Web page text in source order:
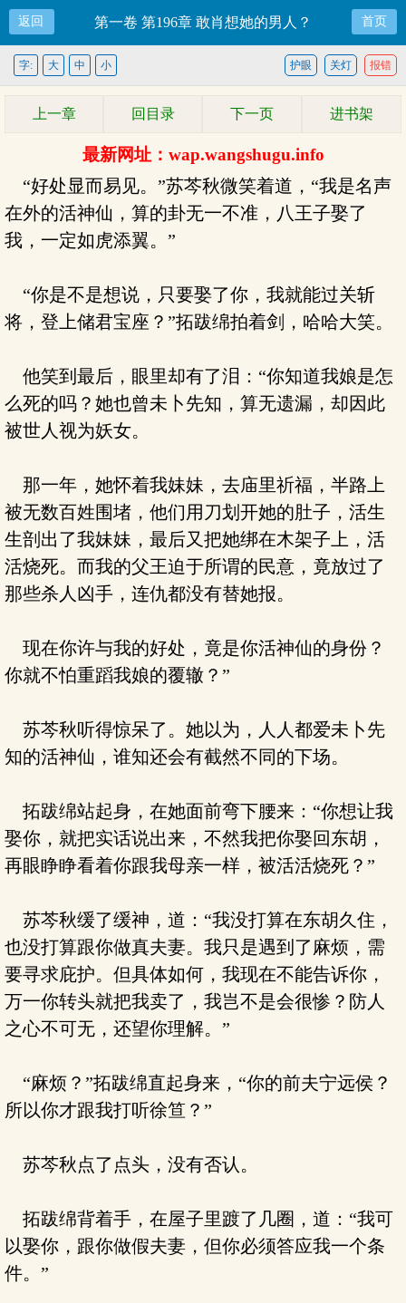
返回 第一卷 第196章 敢肖想她的男人？ 首页
报错
关灯
护眼
字: 大 中 小
上一章 回目录 下一页 进书架
最新网址：wap.wangshugu.info
“好处显而易见。”苏芩秋微笑着道，“我是名声
在外的活神仙，算的卦无一不准，八王子娶了
我，一定如虎添翼。”
“你是不是想说，只要娶了你，我就能过关斩
将，登上储君宝座？”拓跋绵拍着剑，哈哈大笑。
他笑到最后，眼里却有了泪：“你知道我娘是怎
么死的吗？她也曾未卜先知，算无遗漏，却因此
被世人视为妖女。
那一年，她怀着我妹妹，去庙里祈福，半路上
被无数百姓围堵，他们用刀划开她的肚子，活生
生剖出了我妹妹，最后又把她绑在木架子上，活
活烧死。而我的父王迫于所谓的民意，竟放过了
那些杀人凶手，连仇都没有替她报。
现在你许与我的好处，竟是你活神仙的身份？
你就不怕重蹈我娘的覆辙？”
苏芩秋听得惊呆了。她以为，人人都爱未卜先
知的活神仙，谁知还会有截然不同的下场。
拓跋绵站起身，在她面前弯下腰来：“你想让我
娶你，就把实话说出来，不然我把你娶回东胡，
再眼睁睁看着你跟我母亲一样，被活活烧死？”
苏芩秋缓了缓神，道：“我没打算在东胡久住，
也没打算跟你做真夫妻。我只是遇到了麻烦，需
要寻求庇护。但具体如何，我现在不能告诉你，
万一你转头就把我卖了，我岂不是会很惨？防人
之心不可无，还望你理解。”
“麻烦？”拓跋绵直起身来，“你的前夫宁远侯？
所以你才跟我打听徐笪？”
苏芩秋点了点头，没有否认。
拓跋绵背着手，在屋子里踱了几圈，道：“我可
以娶你，跟你做假夫妻，但你必须答应我一个条
件。”